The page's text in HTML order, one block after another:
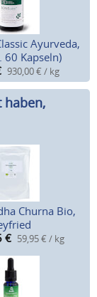
Ayurveda,
60 Kapseln)
930,00 € / kg
haben,
Churna Bio,
€ 59,95 € / kg